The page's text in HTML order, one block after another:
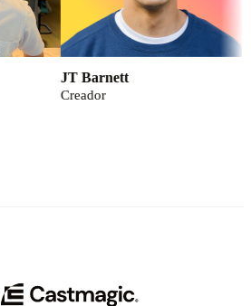
JT Barnett
Creador